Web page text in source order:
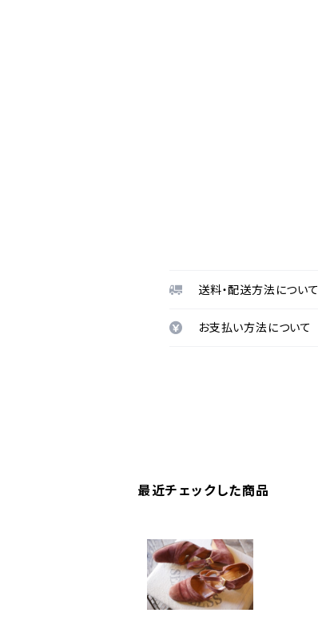
送料・配送方法について
お支払い方法について
最近チェックした商品